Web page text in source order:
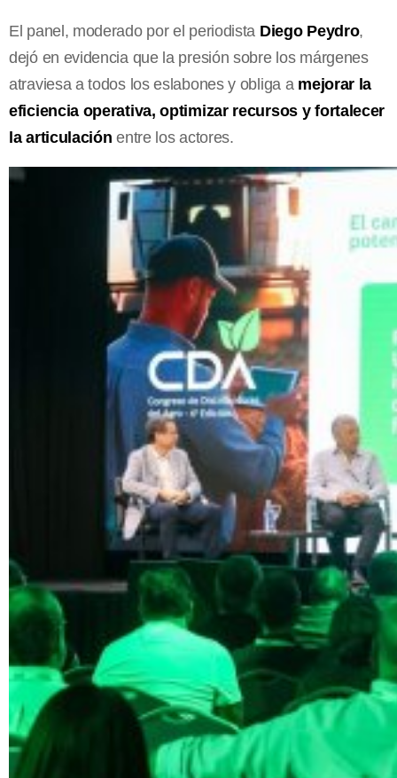
El panel, moderado por el periodista Diego Peydro,
dejó en evidencia que la presión sobre los márgenes
atraviesa a todos los eslabones y obliga a mejorar la
eficiencia operativa, optimizar recursos y fortalecer
la articulación entre los actores.